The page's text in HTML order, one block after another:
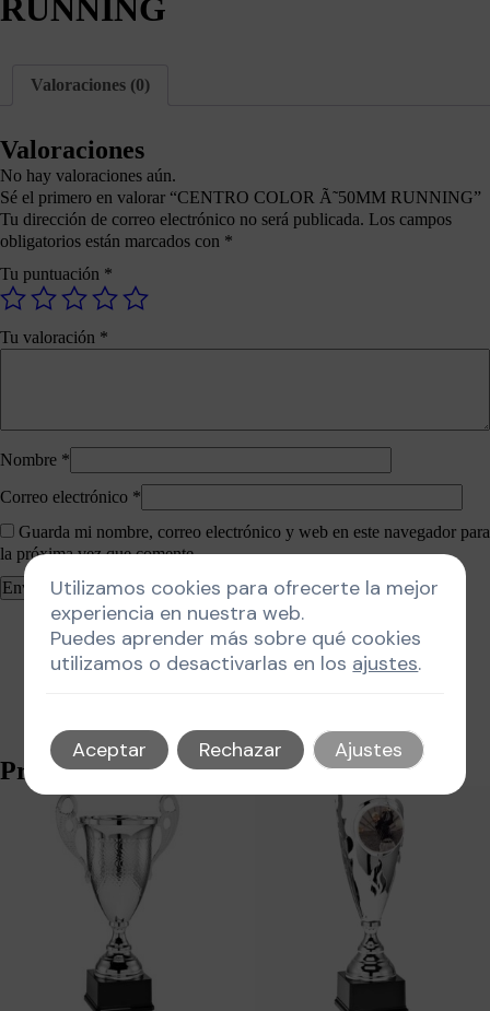
RUNNING
Valoraciones (0)
Valoraciones
No hay valoraciones aún.
Sé el primero en valorar “CENTRO COLOR Ã˜50MM RUNNING”
Tu dirección de correo electrónico no será publicada. Los campos
obligatorios están marcados con *
Tu puntuación *
Tu valoración *
Nombre *
Correo electrónico *
Guarda mi nombre, correo electrónico y web en este navegador para
la próxima vez que comente.
Productos relacionados
Utilizamos cookies para ofrecerte la mejor
experiencia en nuestra web.
Puedes aprender más sobre qué cookies
utilizamos o desactivarlas en los ajustes.
Aceptar Rechazar Ajustes